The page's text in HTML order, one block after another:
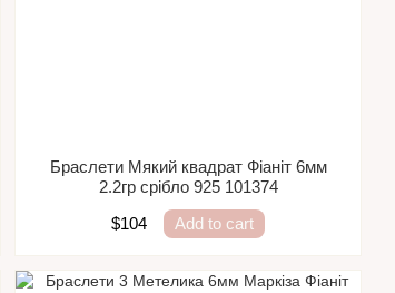
Браслети Мякий квадрат Фіаніт 6мм
2.2гр срібло 925 101374
$104
Add to cart